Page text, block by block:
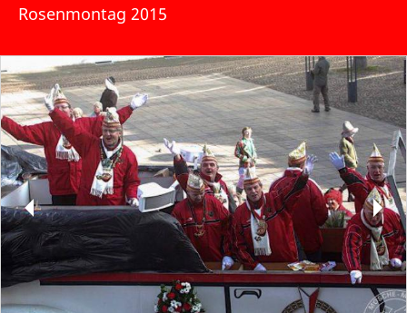
Rosenmontag 2015